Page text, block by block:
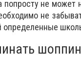
попросту не может
не
определенные